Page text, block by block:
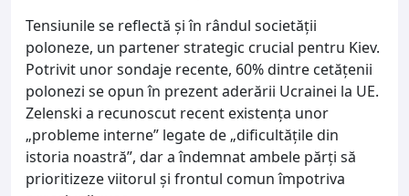
Tensiunile se reflectă și în rândul societății
poloneze, un partener strategic crucial pentru Kiev.
Potrivit unor sondaje recente, 60% dintre cetățenii
polonezi se opun în prezent aderării Ucrainei la UE.
Zelenski a recunoscut recent existența unor
„probleme interne” legate de „dificultățile din
istoria noastră”, dar a îndemnat ambele părți să
prioritizeze viitorul și frontul comun împotriva